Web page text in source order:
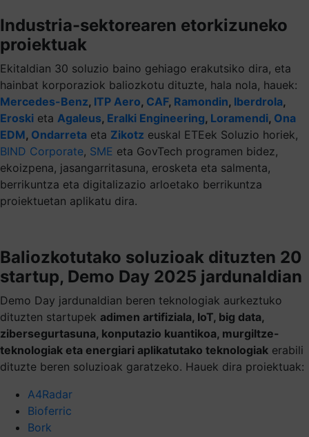
Industria-sektorearen etorkizuneko
proiektuak
Ekitaldian 30 soluzio baino gehiago erakutsiko dira, eta
hainbat korporaziok baliozkotu dituzte, hala nola, hauek:
Mercedes-Benz, ITP Aero, CAF, Ramondin, Iberdrola,
Eroski eta Agaleus, Eralki Engineering, Loramendi, Ona
EDM, Ondarreta eta Zikotz euskal ETEek Soluzio horiek,
BIND Corporate, SME eta GovTech programen bidez,
ekoizpena, jasangarritasuna, erosketa eta salmenta,
berrikuntza eta digitalizazio arloetako berrikuntza
proiektuetan aplikatu dira.
Baliozkotutako soluzioak dituzten 20
startup, Demo Day 2025 jardunaldian
Demo Day jardunaldian beren teknologiak aurkeztuko
dituzten startupek adimen artifiziala, IoT, big data,
zibersegurtasuna, konputazio kuantikoa, murgiltze-
teknologiak eta energiari aplikatutako teknologiak erabili
dituzte beren soluzioak garatzeko. Hauek dira proiektuak:
A4Radar
Bioferric
Bork